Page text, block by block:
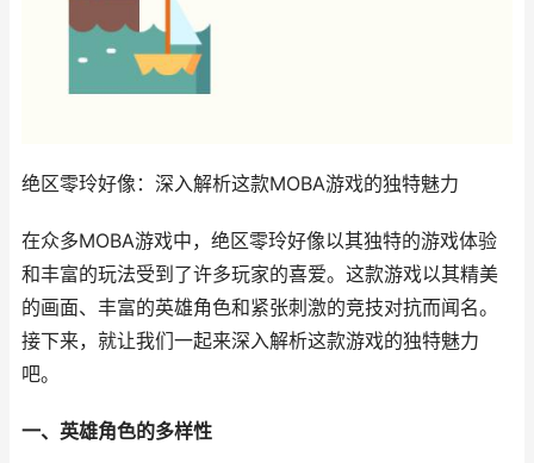
绝区零玲好像：深入解析这款MOBA游戏的独特魅力
在众多MOBA游戏中，绝区零玲好像以其独特的游戏体验
和丰富的玩法受到了许多玩家的喜爱。这款游戏以其精美
的画面、丰富的英雄角色和紧张刺激的竞技对抗而闻名。
接下来，就让我们一起来深入解析这款游戏的独特魅力
吧。
一、英雄角色的多样性